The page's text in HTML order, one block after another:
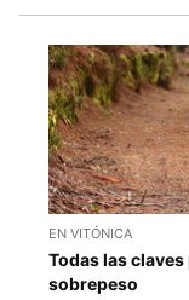
EN VITÓNICA
Todas las
sobrepeso